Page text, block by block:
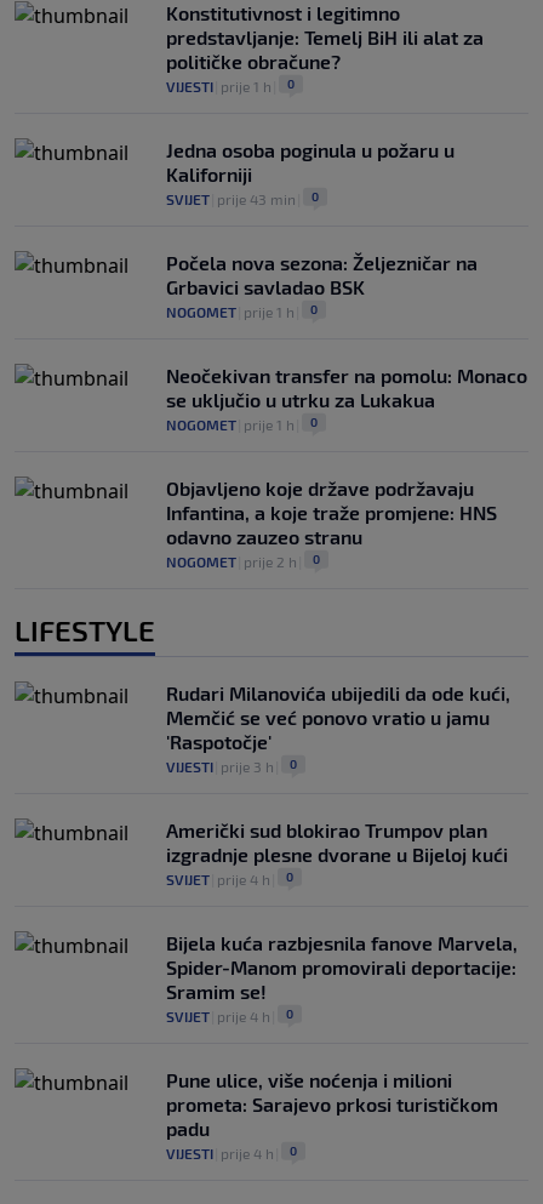
Konstitutivnost i legitimno
predstavljanje: Temelj BiH ili alat za
političke obračune?
VIJESTI prije 1 h 0
Jedna osoba poginula u požaru u
Kaliforniji
SVIJET prije 43 min 0
Počela nova sezona: Željezničar na
Grbavici savladao BSK
NOGOMET prije 1 h 0
Neočekivan transfer na pomolu: Monaco
se uključio u utrku za Lukakua
NOGOMET prije 1 h 0
Objavljeno koje države podržavaju
Infantina, a koje traže promjene: HNS
odavno zauzeo stranu
NOGOMET prije 2 h 0
LIFESTYLE
Rudari Milanovića ubijedili da ode kući,
Memčić se već ponovo vratio u jamu
'Raspotočje'
VIJESTI prije 3 h 0
Američki sud blokirao Trumpov plan
izgradnje plesne dvorane u Bijeloj kući
SVIJET prije 4 h 0
Bijela kuća razbjesnila fanove Marvela,
Spider-Manom promovirali deportacije:
Sramim se!
SVIJET prije 4 h 0
Pune ulice, više noćenja i milioni
prometa: Sarajevo prkosi turističkom
padu
VIJESTI prije 4 h 0